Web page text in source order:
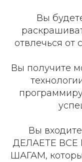
Вы
отвлечься от
Вы получите
Вы
ДЕЛАЕТЕ
ШАГАМ,